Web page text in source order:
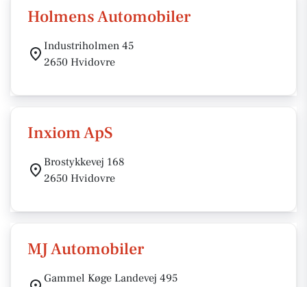
Holmens Automobiler
Industriholmen 45
2650 Hvidovre
Inxiom ApS
Brostykkevej 168
2650 Hvidovre
MJ Automobiler
Gammel Køge Landevej 495